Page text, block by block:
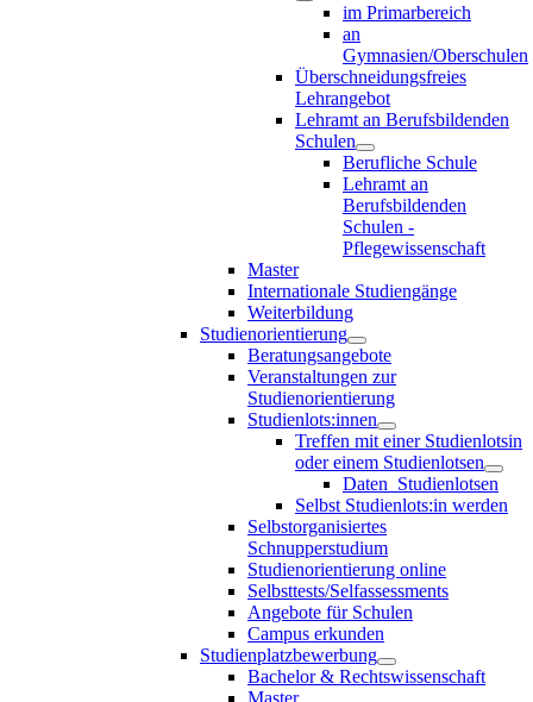
im Primarbereich
an
Gymnasien/Oberschulen
Überschneidungsfreies
Lehrangebot
Lehramt an Berufsbildenden
Schulen
Berufliche Schule
Lehramt an
Berufsbildenden
Schulen -
Pflegewissenschaft
Master
Internationale Studiengänge
Weiterbildung
Studienorientierung
Beratungsangebote
Veranstaltungen zur
Studienorientierung
Studienlots:innen
Treffen mit einer Studienlotsin
oder einem Studienlotsen
Daten_Studienlotsen
Selbst Studienlots:in werden
Selbstorganisiertes
Schnupperstudium
Studienorientierung online
Selbsttests/Selfassessments
Angebote für Schulen
Campus erkunden
Studienplatzbewerbung
Bachelor & Rechtswissenschaft
Master